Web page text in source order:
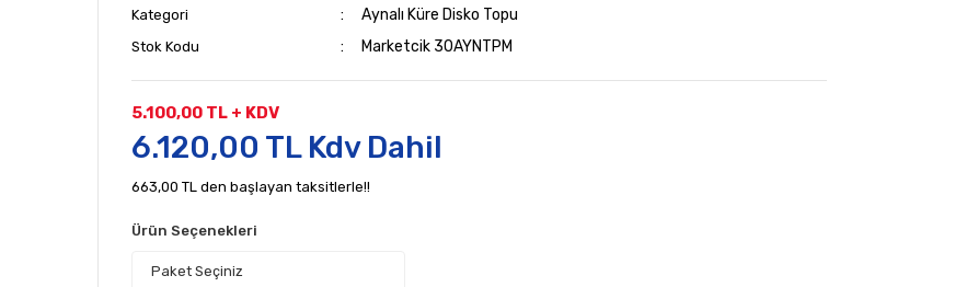
Kategori Aynalı Küre Disko Topu
Stok Kodu Marketcik 30AYNTPM
5.100,00 TL + KDV
6.120,00 TL Kdv Dahil
663,00 TL den başlayan taksitlerle!!
Ürün Seçenekleri